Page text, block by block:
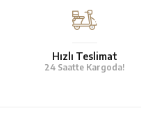
Hızlı Teslimat
24 Saatte Kargoda!